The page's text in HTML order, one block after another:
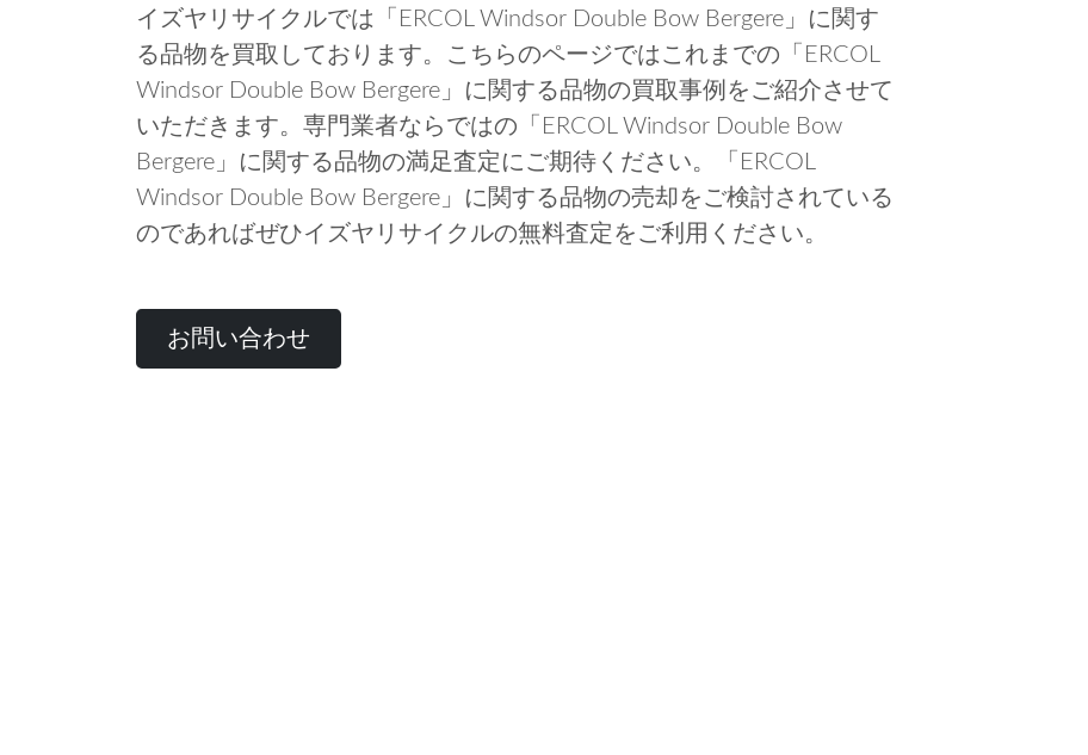
イズヤリサイクルでは「ERCOL Windsor Double Bow Bergere」に関す
る品物を買取しております。こちらのページではこれまでの「ERCOL
Windsor Double Bow Bergere」に関する品物の買取事例をご紹介させて
いただきます。専門業者ならではの「ERCOL Windsor Double Bow
Bergere」に関する品物の満足査定にご期待ください。「ERCOL
Windsor Double Bow Bergere」に関する品物の売却をご検討されている
のであればぜひイズヤリサイクルの無料査定をご利用ください。
お問い合わせ